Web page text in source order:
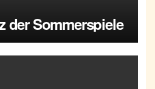
der Sommerspiele